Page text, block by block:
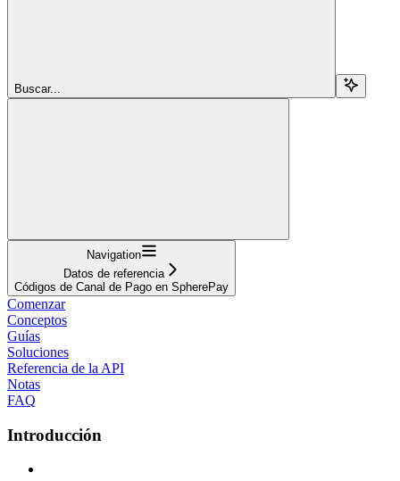
Buscar...
Navigation
Datos de referencia
Códigos de Canal de Pago en SpherePay
Comenzar
Conceptos
Guías
Soluciones
Referencia de la API
Notas
FAQ
Introducción